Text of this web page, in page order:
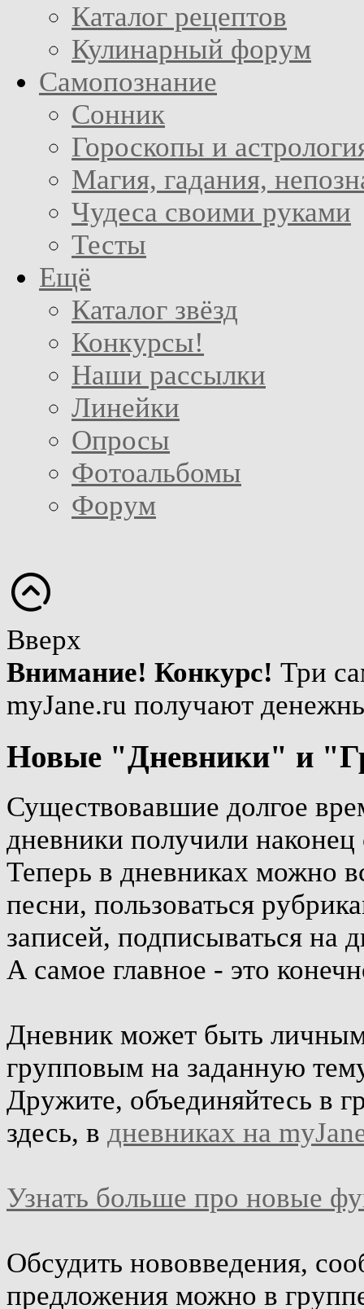
Каталог рецептов
Кулинарный форум
Самопознание
Сонник
Гороскопы и
Магия, гадания,
Чудеса своими руками
Тесты
Ещё
Каталог звёзд
Конкурсы!
Наши рассылки
Линейки
Опросы
Фотоальбомы
Форум
Вверх
Внимание! Конкурс! Три
myJane.ru получают
Новые "Дневники" и
Существовавшие долгое
дневники получили наконец
Теперь в дневниках можно
песни, пользоваться
записей, подписываться на
А самое главное - это
Дневник может быть
групповым на заданную
Дружите, объединяйтесь в
здесь, в дневниках на
Узнать больше про новые
Обсудить нововведения,
предложения можно в